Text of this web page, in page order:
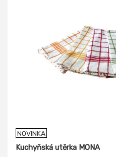
NOVINKA
Kuchyňská utěrka MONA